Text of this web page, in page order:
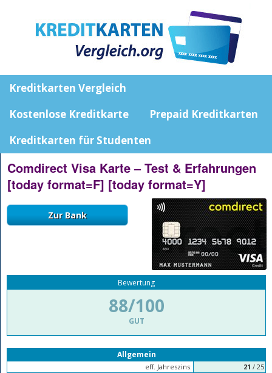
Kreditkarten Vergleich
Kostenlose Kreditkarte
Prepaid Kreditkarten
Kreditkarten für Studenten
Comdirect Visa Karte – Test & Erfahrungen
[today format=F] [today format=Y]
Bewertung
88/100
GUT
Allgemein
eff. Jahreszins: 21/ 25